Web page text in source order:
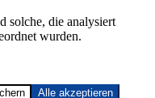
solche, die analysiert
wurden.
Alle akzeptieren